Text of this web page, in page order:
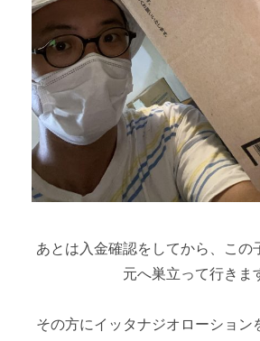
あとは入金確認をしてから、この
元へ巣立って行きま
その方にイッタナジオローション